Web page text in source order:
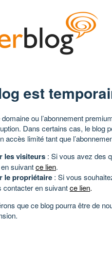
est
ou l’abonnement
Dans certains cas, le blog
accès limité tant que
les visiteurs : Si vous avez des
suivantce lien.
le propriétaire : Si vous
contacter en suivantce lien.
que ce blog pourra être de